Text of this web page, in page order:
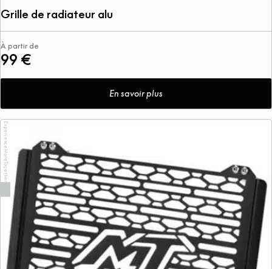
Grille de radiateur alu
À partir de
99 €
En savoir plus
ExperienceMoreTogether